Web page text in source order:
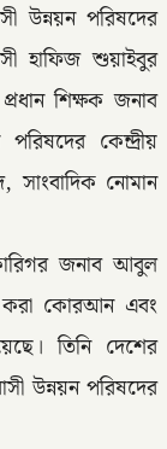
উন্নয়ন পরিষদের
হাফিজ শুয়াইবুর
শিক্ষক জনাব
কেন্দ্রীয়
সাংবাদিক নোমান
জনাব আবুল
করা কোরআন এবং
তিনি দেশের
উন্নয়ন পরিষদের